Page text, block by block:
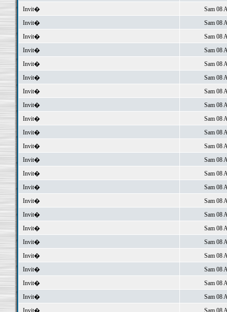
Invit�
Sam 08
Invit�
Sam 08
Invit�
Sam 08
Invit�
Sam 08
Invit�
Sam 08
Invit�
Sam 08
Invit�
Sam 08
Invit�
Sam 08
Invit�
Sam 08
Invit�
Sam 08
Invit�
Sam 08
Invit�
Sam 08
Invit�
Sam 08
Invit�
Sam 08
Invit�
Sam 08
Invit�
Sam 08
Invit�
Sam 08
Invit�
Sam 08
Invit�
Sam 08
Invit�
Sam 08
Invit�
Sam 08
Invit�
Sam 08
Invit�
Sam 08